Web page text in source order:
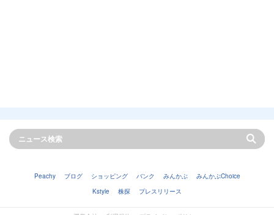
Peachy ブログ ショッピング バンク みんかぶ
みんかぶChoice
Kstyle
株探 プレスリリース